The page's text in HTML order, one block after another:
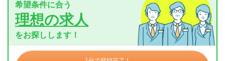
希望条件に合う
理想の求人
をお探しします！